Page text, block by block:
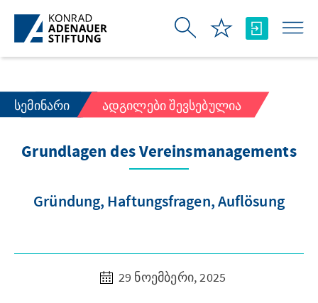
Skip to Main Content
ᲡᲔᲛᲘᲜᲐᲠᲘ ᲐᲓᲒᲘᲚᲔᲑᲘ ᲨᲔᲕᲡᲔᲑᲣᲚᲘᲐ
Grundlagen des Vereinsmanagements
Gründung, Haftungsfragen, Auflösung
29 ნოემბერი, 2025